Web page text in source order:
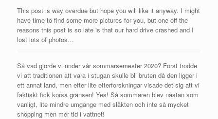
This post is way overdue but hope you will like it anyway. I might
have time to find some more pictures for you, but one off the
reasons this post is so late is that our hard drive crashed and I
lost lots of photos…
Så vad gjorde vi under vår sommarsemester 2020? Först trodde
vi att traditionen att vara i stugan skulle bli bruten då den ligger i
ett annat land, men efter lite efterforskningar visade det sig att vi
faktiskt fick korsa gränsen! Yes! Så sommaren blev nästan som
vanligt, lite mindre umgänge med släkten och inte så mycket
shopping men mer tid i vattnet!